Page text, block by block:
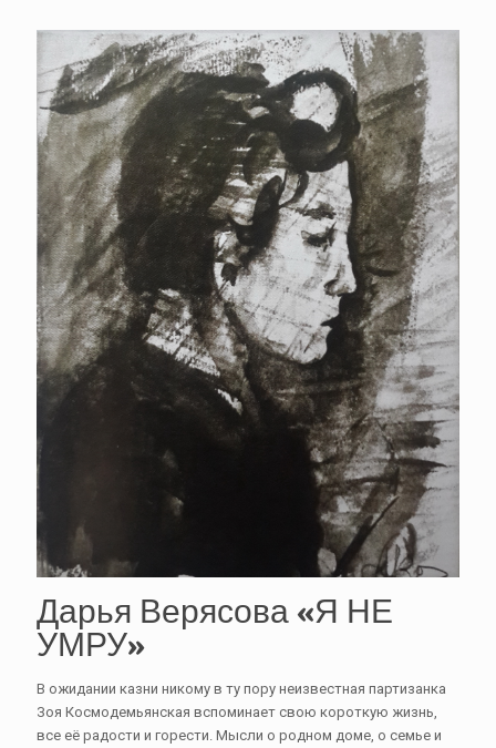
Дарья Верясова «Я НЕ
УМРУ»
В ожидании казни никому в ту пору неизвестная партизанка
Зоя Космодемьянская вспоминает свою короткую жизнь,
все её радости и горести. Мысли о родном доме, о семье и